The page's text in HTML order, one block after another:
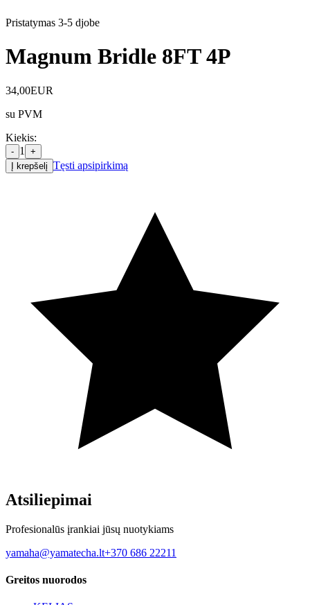
Pristatymas 3-5 djobe
Magnum Bridle 8FT 4P
34,00EUR
su PVM
Kiekis:
- 1
+
Į krepšelį Tęsti apsipirkimą
Atsiliepimai
Profesionalūs įrankiai jūsų nuotykiams
yamaha@yamatecha.lt+370 686 22211
Greitos nuorodos